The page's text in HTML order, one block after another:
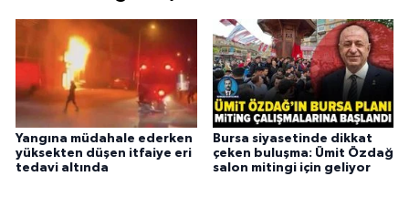
Yangına müdahale ederken
yüksekten düşen itfaiye eri
tedavi altında
Bursa siyasetinde dikkat
çeken buluşma: Ümit Özdağ
salon mitingi için geliyor